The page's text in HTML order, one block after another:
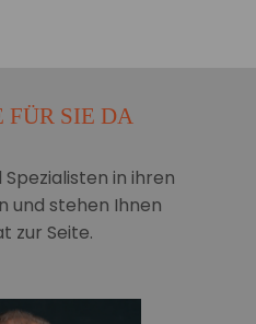
FÜR SIE DA
in ihren
und stehen Ihnen
zur Seite.